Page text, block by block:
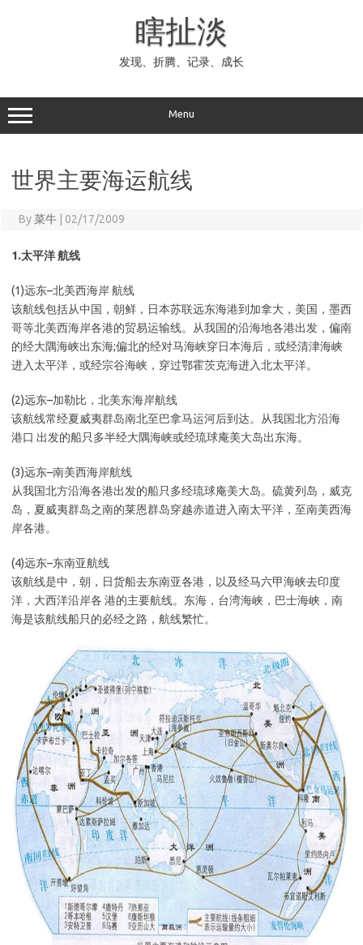
瞎扯淡
发现、折腾、记录、成长
Menu
世界主要海运航线
By菜牛 02/17/2009
1.太平洋 航线
(1)远东–北美西海岸 航线
该航线包括从中国，朝鲜，日本苏联远东海港到加拿大，美国，墨西
哥等北美西海岸各港的贸易运输线。从我国的沿海地各港出发，偏南
的经大隅海峡出东海;偏北的经对马海峡穿日本海后，或经清津海峡
进入太平洋，或经宗谷海峡，穿过鄂霍茨克海进入北太平洋。
(2)远东–加勒比，北美东海岸航线
该航线常经夏威夷群岛南北至巴拿马运河后到达。从我国北方沿海
港口 出发的船只多半经大隅海峡或经琉球庵美大岛出东海。
(3)远东–南美西海岸航线
从我国北方沿海各港出发的船只多经琉球庵美大岛。硫黄列岛，威克
岛，夏威夷群岛之南的莱恩群岛穿越赤道进入南太平洋，至南美西海
岸各港。
(4)远东–东南亚航线
该航线是中，朝，日货船去东南亚各港，以及经马六甲海峡去印度
洋，大西洋沿岸各 港的主要航线。东海，台湾海峡，巴士海峡，南
海是该航线船只的必经之路，航线繁忙。